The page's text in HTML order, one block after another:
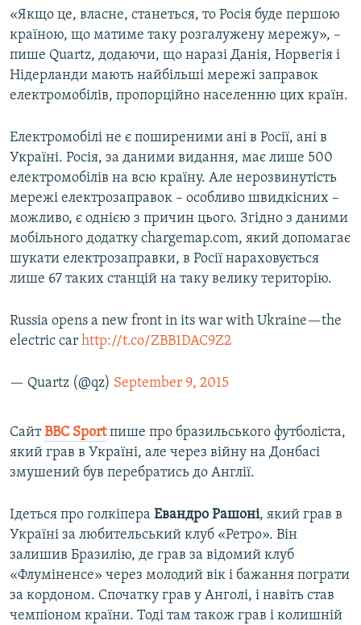
«Якщо це, власне, станеться, то Росія буде першою
країною, що матиме таку розгалужену мережу», –
пише Quartz, додаючи, що наразі Данія, Норвегія і
Нідерланди мають найбільші мережі заправок
електромобілів, пропорційно населенню цих країн.
Електромобілі не є поширеними ані в Росії, ані в
Україні. Росія, за даними видання, має лише 500
електромобілів на всю країну. Але нерозвинутість
мережі електрозаправок – особливо швидкісних –
можливо, є однією з причин цього. Згідно з даними
мобільного додатку chargemap.com, який допомагає
шукати електрозаправки, в Росії нараховується
лише 67 таких станцій на таку велику територію.
Russia opens a new front in its war with Ukraine—the
electric car http://t.co/ZBB1DAC9Z2
— Quartz (@qz) September 9, 2015
СайтBBC Sportпише про бразильського футболіста,
який грав в Україні, але через війну на Донбасі
змушений був перебратись до Англії.
Ідеться про голкіпера Евандро Рашоні, який грав в
Україні за любительський клуб «Ретро». Він
залишив Бразилію, де грав за відомий клуб
«Флуміненсе» через молодий вік і бажання пограти
за кордоном. Спочатку грав у Анголі, і навіть став
чемпіоном країни. Тоді там також грав і колишній